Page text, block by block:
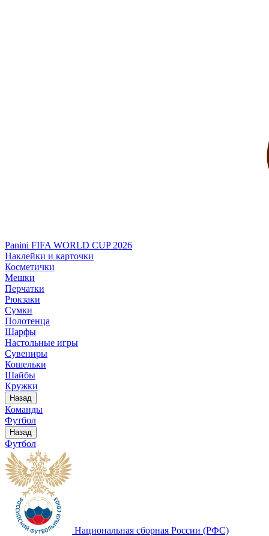
Panini FIFA WORLD CUP 2026
Наклейки и карточки
Косметички
Мешки
Перчатки
Рюкзаки
Сумки
Полотенца
Шарфы
Настольные игры
Сувениры
Кошельки
Шайбы
Кружки
Назад
Команды
Футбол
Назад
Футбол
Национальная сборная России (РФС)